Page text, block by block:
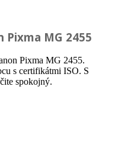
Pixma MG 2455
Pixma MG 2455.
s certifikátmi ISO. S
spokojný.